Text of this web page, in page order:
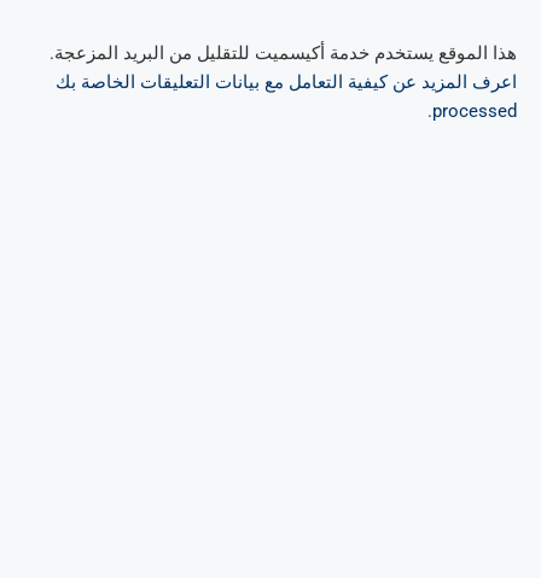
هذا الموقع يستخدم خدمة أكيسميت للتقليل من البريد المزعجة.
اعرف المزيد عن كيفية التعامل مع بيانات التعليقات الخاصة بك
processed
.